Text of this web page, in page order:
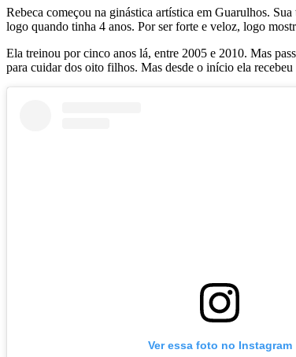
Rebeca começou na ginástica artística em Guarulhos.
logo quando tinha 4 anos. Por ser forte e veloz, logo
Ela treinou por cinco anos lá, entre 2005 e 2010. Mas
para cuidar dos oito filhos. Mas desde o início ela
Ver essa foto no Instagram